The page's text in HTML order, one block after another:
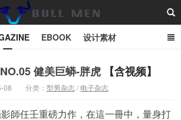
Bull Man斗牛士
EBOOK 设计素材
健美巨蟒-胖虎 【含视频】
08 分类： 型男杂志/ 电子杂志
師任壬重磅力作，在這一冊中，量身打